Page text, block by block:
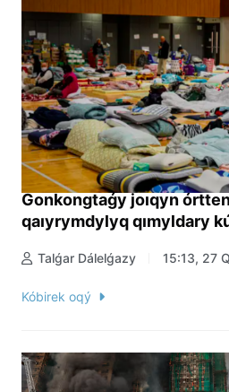
Gonkongtaǵy joıqyn
qaıyrymdylyq qımyldary
Talǵar Dálelǵazy 15:13, 27
Kóbirek oqý